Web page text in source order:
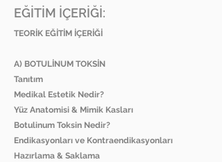
EĞİTİM İÇERİĞİ:
TEORİK EĞİTİM İÇERİĞİ
A) BOTULİNUM TOKSİN
Tanıtım
Medikal Estetik Nedir?
Yüz Anatomisi & Mimik Kasları
Botulinum Toksin Nedir?
Endikasyonları ve Kontraendikasyonları
Hazırlama & Saklama